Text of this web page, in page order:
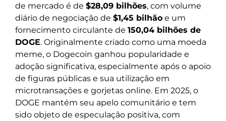
de mercado é de $28,09 bilhões, com volume
diário de negociação de $1,45 bilhão e um
fornecimento circulante de 150,04 bilhões de
DOGE. Originalmente criado como uma moeda
meme, o Dogecoin ganhou popularidade e
adoção significativa, especialmente após o apoio
de figuras públicas e sua utilização em
microtransações e gorjetas online. Em 2025, o
DOGE mantém seu apelo comunitário e tem
sido objeto de especulação positiva, com